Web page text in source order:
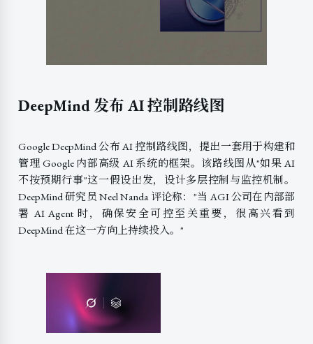
DeepMind 发布 AI 控制路线图
Google DeepMind 公布 AI 控制路线图，提出一套用于构建和
管理 Google 内部高级 AI 系统的框架。该路线图从"如果 AI
不按预期行事"这一假设出发，设计多层控制与监控机制。
DeepMind 研究员 Neel Nanda 评论称："当 AGI 公司在内部部
署 AI Agent 时，确保安全可控至关重要，很高兴看到
DeepMind 在这一方向上持续投入。"